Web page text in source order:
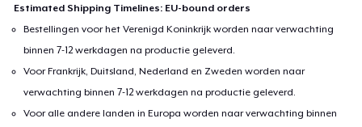
Estimated Shipping Timelines: EU-bound orders
Bestellingen voor het Verenigd Koninkrijk worden naar verwachting
binnen 7-12 werkdagen na productie geleverd.
Voor Frankrijk, Duitsland, Nederland en Zweden worden naar
verwachting binnen 7-12 werkdagen na productie geleverd.
Voor alle andere landen in Europa worden naar verwachting binnen